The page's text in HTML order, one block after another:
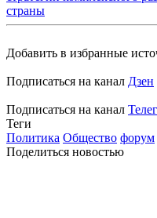
страны
Добавить в избранные
Подписаться на канал Дзен
Подписаться на канал
Теги
Политика Общество форум
Поделиться новостью